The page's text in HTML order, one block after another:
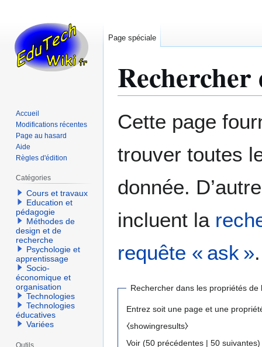
Rechercher
à
navigation
à
recherche
Cette page
trouver toutes
donnée.
incluent la
requête « ask ».
Rechercher dans les propriétés de
Entrez soit une page et une
⧼showingresults⧽
Voir (50 précédentes | 50 suivantes)
Page spéciale
Accueil
Modifications récentes
Page au hasard
Aide
Règles d'édition
Catégories
Cours et travaux
Education et
pédagogie
Méthodes de
design et de
recherche
Psychologie et
apprentissage
Socio-
économique et
organisation
Technologies
Technologies
éducatives
Variées
Outils